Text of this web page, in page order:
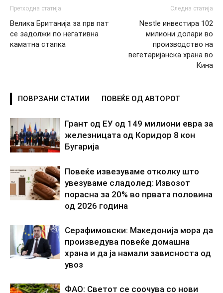
Претходна статија
Велика Британија за прв пат
се задолжи по негативна
каматна стапка
Следна статија
Nestle инвестира 102
милиони долари во
производство на
вегетаријанска храна во
Кина
ПОВРЗАНИ СТАТИИ ПОВЕЌЕ ОД АВТОРОТ
Грант од ЕУ од 149 милиони евра за
железницата од Коридор 8 кон
Бугарија
Повеќе извезуваме отколку што
увезуваме сладолед: Извозот
порасна за 20% во првата половина
од 2026 година
Серафимовски: Македонија мора да
произведува повеќе домашна
храна и да ја намали зависноста од
увоз
ФАО: Светот се соочува со нови